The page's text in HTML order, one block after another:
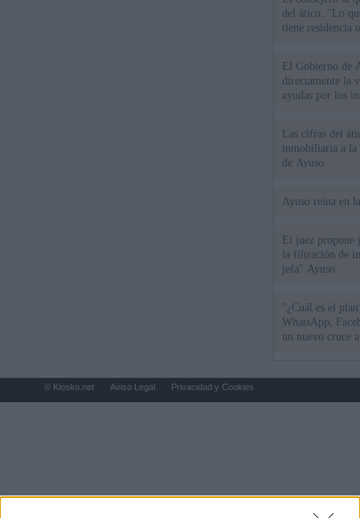
del ático: "Lo
tiene residencia
El Gobierno de
directamente la
ayudas por los
Las cifras del
inmobiliaria a la
de Ayuso
Ayuso reina en
El juez propone
la filtración de
jefa" Ayuso
"¿Cuál es el
WhatsApp,
un nuevo cruce
© Kiosko.net Aviso Legal Privacidad y Cookies